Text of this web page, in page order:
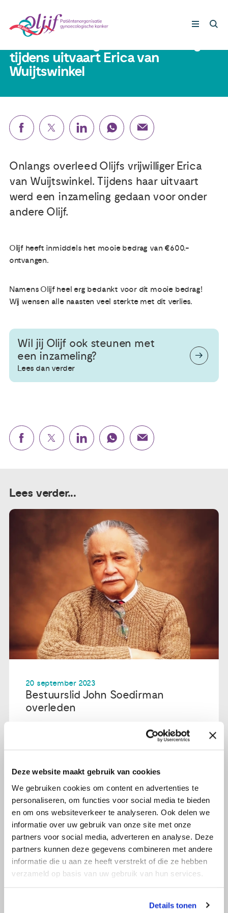
Deze website maakt gebruik van cookies
We gebruiken cookies om content en advertenties te
personaliseren, om functies voor social media te bieden
en om ons websiteverkeer te analyseren. Ook delen we
informatie over uw gebruik van onze site met onze
partners voor social media, adverteren en analyse. Deze
partners kunnen deze gegevens combineren met andere
informatie die u aan ze heeft verstrekt of die ze hebben
verzameld op basis van uw gebruik van hun services.
Details tonen
Nieuws
Publicaties
Ervaringsdeskundigheid
Contact
Gynaecologische kankers
Lotgenoten
Leven met/na kanker
21 september 2023
tijdens uitvaart Erica van
Wuijtswinkel
Onlangs overleed Olijfs vrijwilliger Erica
van Wuijtswinkel. Tijdens haar uitvaart
werd een inzameling gedaan voor onder
andere Olijf.
Olijf heeft inmiddels het mooie bedrag van €600.-
ontvangen.
Namens Olijf heel erg bedankt voor dit mooie bedrag!
Wij wensen alle naasten veel sterkte met dit verlies.
Wil jij Olijf ook steunen met
een inzameling?
Lees dan verder
Lees verder...
20 september 2023
Bestuurslid John Soedirman
overleden